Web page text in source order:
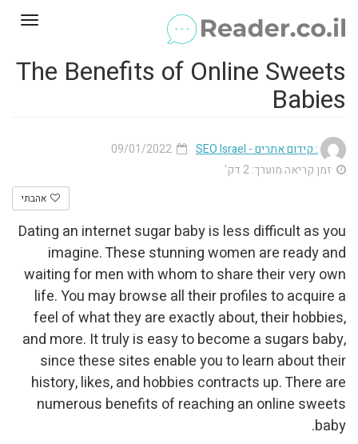
The Benefits of Online Sweets
Babies
: קידום אתרים - SEO Israel
זמן קריאה מוערך: 2 דק'
אהבתי
Dating an internet sugar baby is less difficult as you
imagine. These stunning women are ready and
waiting for men with whom to share their very own
life. You may browse all their profiles to acquire a
feel of what they are exactly about, their hobbies,
and more. It truly is easy to become a sugars baby,
since these sites enable you to learn about their
history, likes, and hobbies contracts up. There are
numerous benefits of reaching an online sweets
baby.